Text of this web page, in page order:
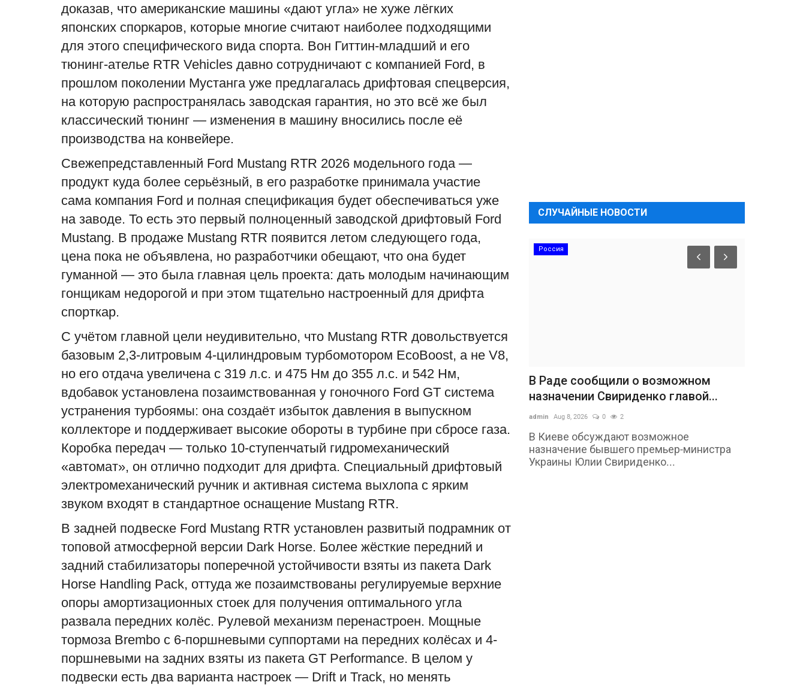
доказав, что американские машины «дают угла» не хуже лёгких
японских споркаров, которые многие считают наиболее подходящими
для этого специфического вида спорта. Вон Гиттин-младший и его
тюнинг-ателье RTR Vehicles давно сотрудничают с компанией Ford, в
прошлом поколении Мустанга уже предлагалась дрифтовая спецверсия,
на которую распространялась заводская гарантия, но это всё же был
классический тюнинг — изменения в машину вносились после её
производства на конвейере.
Свежепредставленный Ford Mustang RTR 2026 модельного года —
продукт куда более серьёзный, в его разработке принимала участие
сама компания Ford и полная спецификация будет обеспечиваться уже
на заводе. То есть это первый полноценный заводской дрифтовый Ford
Mustang. В продаже Mustang RTR появится летом следующего года,
цена пока не объявлена, но разработчики обещают, что она будет
гуманной — это была главная цель проекта: дать молодым начинающим
гонщикам недорогой и при этом тщательно настроенный для дрифта
спорткар.
С учётом главной цели неудивительно, что Mustang RTR довольствуется
базовым 2,3-литровым 4-цилиндровым турбомотором EcoBoost, а не V8,
но его отдача увеличена с 319 л.с. и 475 Нм до 355 л.с. и 542 Нм,
вдобавок установлена позаимствованная у гоночного Ford GT система
устранения турбоямы: она создаёт избыток давления в выпускном
коллекторе и поддерживает высокие обороты в турбине при сбросе газа.
Коробка передач — только 10-ступенчатый гидромеханический
«автомат», он отлично подходит для дрифта. Специальный дрифтовый
электромеханический ручник и активная система выхлопа с ярким
звуком входят в стандартное оснащение Mustang RTR.
В задней подвеске Ford Mustang RTR установлен развитый подрамник от
топовой атмосферной версии Dark Horse. Более жёсткие передний и
задний стабилизаторы поперечной устойчивости взяты из пакета Dark
Horse Handling Pack, оттуда же позаимствованы регулируемые верхние
опоры амортизационных стоек для получения оптимального угла
развала передних колёс. Рулевой механизм перенастроен. Мощные
тормоза Brembo с 6-поршневыми суппортами на передних колёсах и 4-
поршневыми на задних взяты из пакета GT Performance. В целом у
подвески есть два варианта настроек — Drift и Track, но менять
СЛУЧАЙНЫЕ НОВОСТИ
Россия
В Раде сообщили о возможном
назначении Свириденко главой...
admin Aug 8, 2026 0 2
В Киеве обсуждают возможное
назначение бывшего премьер-министра
Украины Юлии Свириденко...